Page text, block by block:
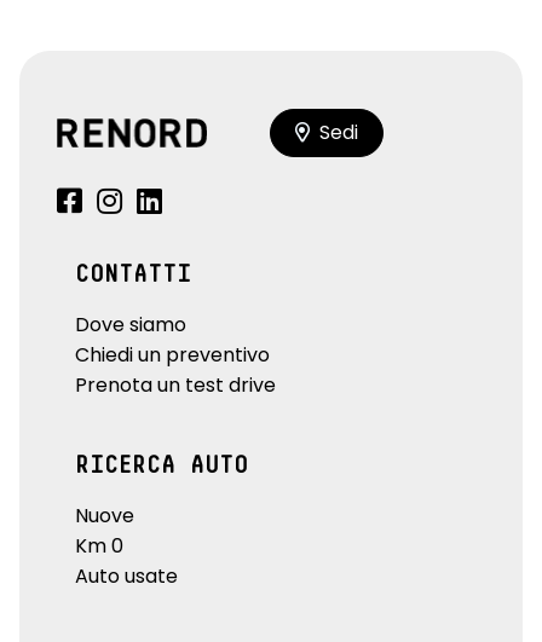
Sedi
CONTATTI
Dove siamo
Chiedi un preventivo
Prenota un test drive
RICERCA AUTO
Nuove
Km 0
Auto usate